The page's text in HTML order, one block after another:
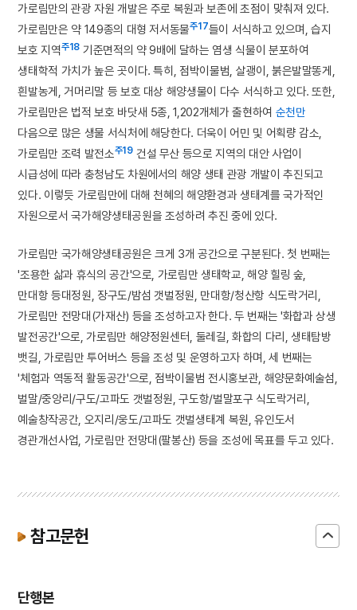
가로림만의 관광 자원 개발은 주로 복원과 보존에 초점이 맞춰져 있다.
가로림만은 약 149종의 대형 저서동물주17들이 서식하고 있으며, 습지
보호 지역주18 기준면적의 약 9배에 달하는 염생 식물이 분포하여
생태학적 가치가 높은 곳이다. 특히, 점박이물범, 살괭이, 붉은발말똥게,
흰발농게, 거머리말 등 보호 대상 해양생물이 다수 서식하고 있다. 또한,
가로림만은 법적 보호 바닷새 5종, 1,202개체가 출현하여 순천만
다음으로 많은 생물 서식처에 해당한다. 더욱이 어민 및 어획량 감소,
가로림만 조력 발전소주19 건설 무산 등으로 지역의 대안 사업이
시급성에 따라 충청남도 차원에서의 해양 생태 관광 개발이 추진되고
있다. 이렇듯 가로림만에 대해 천혜의 해양환경과 생태계를 국가적인
자원으로서 국가해양생태공원을 조성하려 추진 중에 있다.
가로림만 국가해양생태공원은 크게 3개 공간으로 구분된다. 첫 번째는
'조용한 삶과 휴식의 공간'으로, 가로림만 생태학교, 해양 힐링 숲,
만대항 등대정원, 장구도/밤섬 갯벌정원, 만대항/청산항 식도락거리,
가로림만 전망대(가재산) 등을 조성하고자 한다. 두 번째는 '화합과 상생
발전공간'으로, 가로림만 해양정원센터, 둘레길, 화합의 다리, 생태탐방
뱃길, 가로림만 투어버스 등을 조성 및 운영하고자 하며, 세 번째는
'체험과 역동적 활동공간'으로, 점박이물범 전시홍보관, 해양문화예술섬,
벌말/중앙리/구도/고파도 갯벌정원, 구도항/벌말포구 식도락거리,
예술창작공간, 오지리/웅도/고파도 갯벌생태계 복원, 유인도서
경관개선사업, 가로림만 전망대(팔봉산) 등을 조성에 목표를 두고 있다.
참고문헌
단행본